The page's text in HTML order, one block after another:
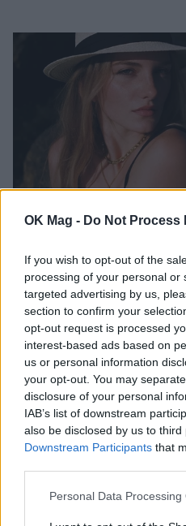
OK Mag - Do Not Process
If you wish to opt-out of the
processing of your personal or
targeted advertising by us,
section to confirm your
opt-out request is processed
interest-based ads based on
us or personal information
your opt-out. You may
disclosure of your personal
IAB’s list of downstream
also be disclosed by us to third
Downstream Participants that
Personal Data Processing
απόλυτη φόρμα
CELEBRITIES